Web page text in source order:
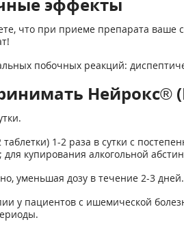
что при приеме препарата ваше
побочных реакций:
Нейрокс®
1-2 раза в сутки с
купирования алкогольной
уменьшая дозу в течение 2-3 дней.
у пациентов с ишемической